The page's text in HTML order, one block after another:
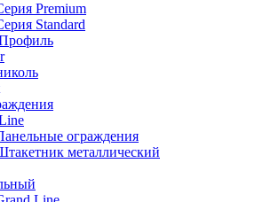
Premium
Standard
ограждения
металлический